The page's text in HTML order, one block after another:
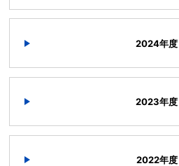
2024年度
2023年度
2022年度